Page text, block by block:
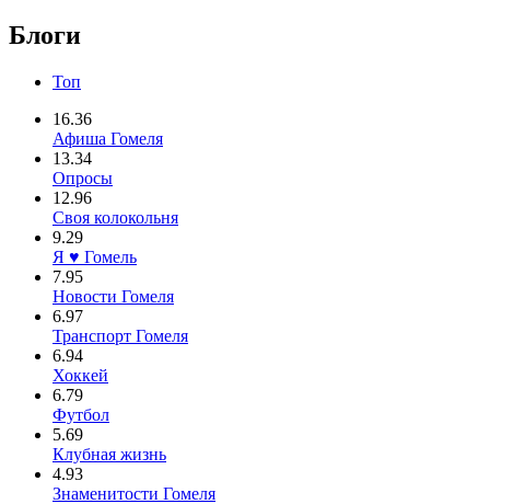
Блоги
Топ
16.36
Афиша Гомеля
13.34
Опросы
12.96
Своя колокольня
9.29
Я ♥ Гомель
7.95
Новости Гомеля
6.97
Транспорт Гомеля
6.94
Хоккей
6.79
Футбол
5.69
Клубная жизнь
4.93
Знаменитости Гомеля